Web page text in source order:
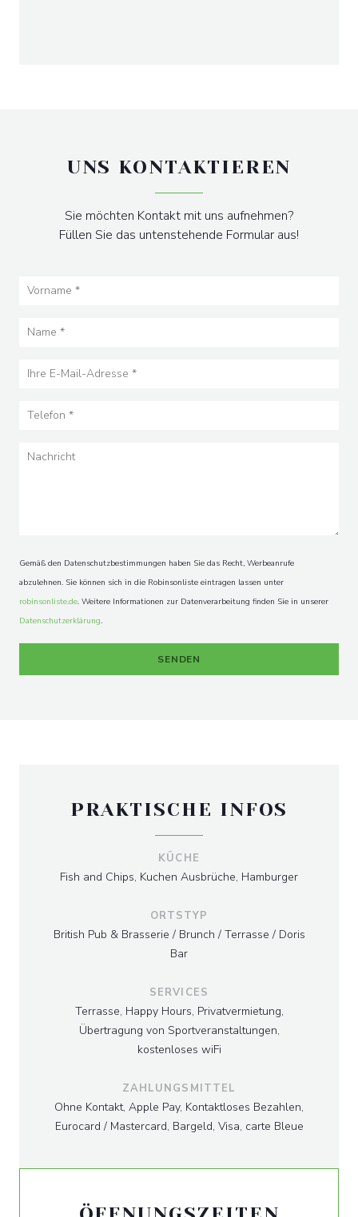
UNS KONTAKTIEREN
Sie möchten Kontakt mit uns aufnehmen?
Füllen Sie das untenstehende Formular aus!
Gemäß den Datenschutzbestimmungen haben Sie das Recht, Werbeanrufe
abzulehnen. Sie können sich in die Robinsonliste eintragen lassen unter
robinsonliste.de. Weitere Informationen zur Datenverarbeitung finden Sie in unserer
Datenschutzerklärung.
PRAKTISCHE INFOS
KÜCHE
Fish and Chips, Kuchen Ausbrüche, Hamburger
ORTSTYP
British Pub & Brasserie / Brunch / Terrasse / Doris
Bar
SERVICES
Terrasse, Happy Hours, Privatvermietung,
Übertragung von Sportveranstaltungen,
kostenloses wiFi
ZAHLUNGSMITTEL
Ohne Kontakt, Apple Pay, Kontaktloses Bezahlen,
Eurocard / Mastercard, Bargeld, Visa, carte Bleue